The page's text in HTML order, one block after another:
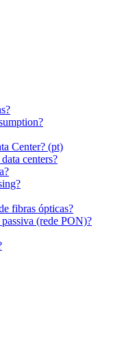
Center? (pt)
centers?
fibras ópticas?
(rede PON)?